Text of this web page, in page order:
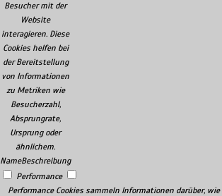
Besucher mit der
Website
interagieren. Diese
Cookies helfen bei
der Bereitstellung
von Informationen
zu Metriken wie
Besucherzahl,
Absprungrate,
Ursprung oder
ähnlichem.
NameBeschreibung
Performance
Performance Cookies sammeln Informationen darüber,